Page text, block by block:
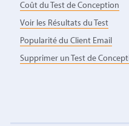
Coût du Test de Conception
Voir les Résultats du Test
Popularité du Client Email
Supprimer un Test de